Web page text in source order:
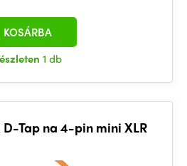
1 db
KOSÁRBA
Tap na 4-pin mini XLR